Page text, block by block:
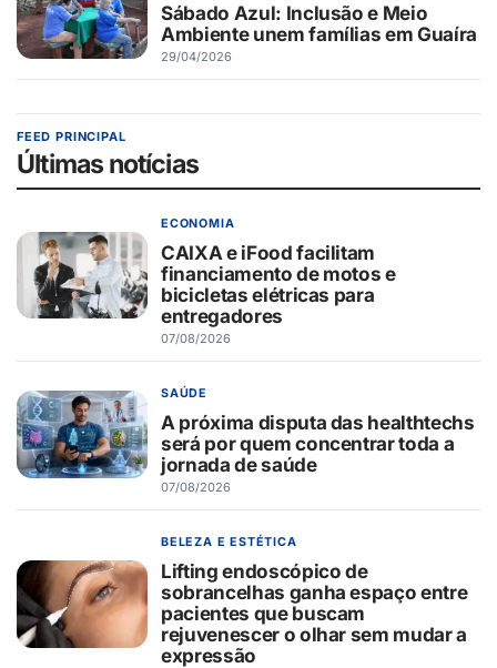
Sábado Azul: Inclusão e Meio
Ambiente unem famílias em Guaíra
29/04/2026
FEED PRINCIPAL
Últimas notícias
ECONOMIA
CAIXA e iFood facilitam
financiamento de motos e
bicicletas elétricas para
entregadores
07/08/2026
SAÚDE
A próxima disputa das healthtechs
será por quem concentrar toda a
jornada de saúde
07/08/2026
BELEZA E ESTÉTICA
Lifting endoscópico de
sobrancelhas ganha espaço entre
pacientes que buscam
rejuvenescer o olhar sem mudar a
expressão